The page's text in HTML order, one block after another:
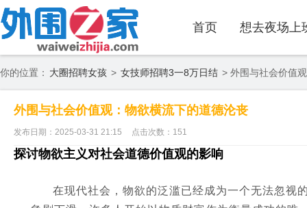
首页 想去夜场上
你的位置： 大圈招聘女孩 > 女技师招聘3一8万日结 > 外围与社会价值
外围与社会价值观：物欲横流下的道德沦丧
发布日期：2025-03-31 21:15 点击次数：151
探讨物欲主义对社会道德价值观的影响
在现代社会，物欲的泛滥已经成为一个无法忽视